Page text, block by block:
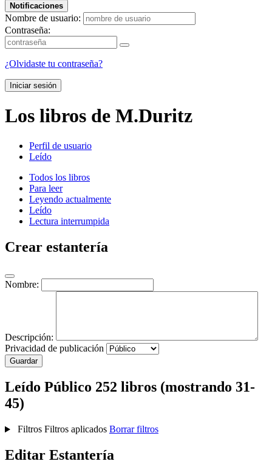
Notificaciones
Nombre de usuario:
Contraseña:
¿Olvidaste tu contraseña?
Iniciar sesión
Los libros de M.Duritz
Perfil de usuario
Leído
Todos los libros
Para leer
Leyendo actualmente
Leído
Lectura interrumpida
Crear estantería
Nombre:
Descripción:
Privacidad de publicación
Guardar
Leído Público 252 libros (mostrando 31-
45)
Filtros Filtros aplicados Borrar filtros
Editar Estantería